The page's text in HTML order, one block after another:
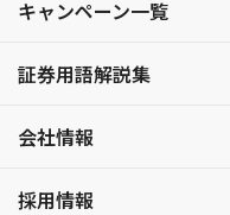
キャンペーン一覧
証券用語解説集
会社情報
採用情報